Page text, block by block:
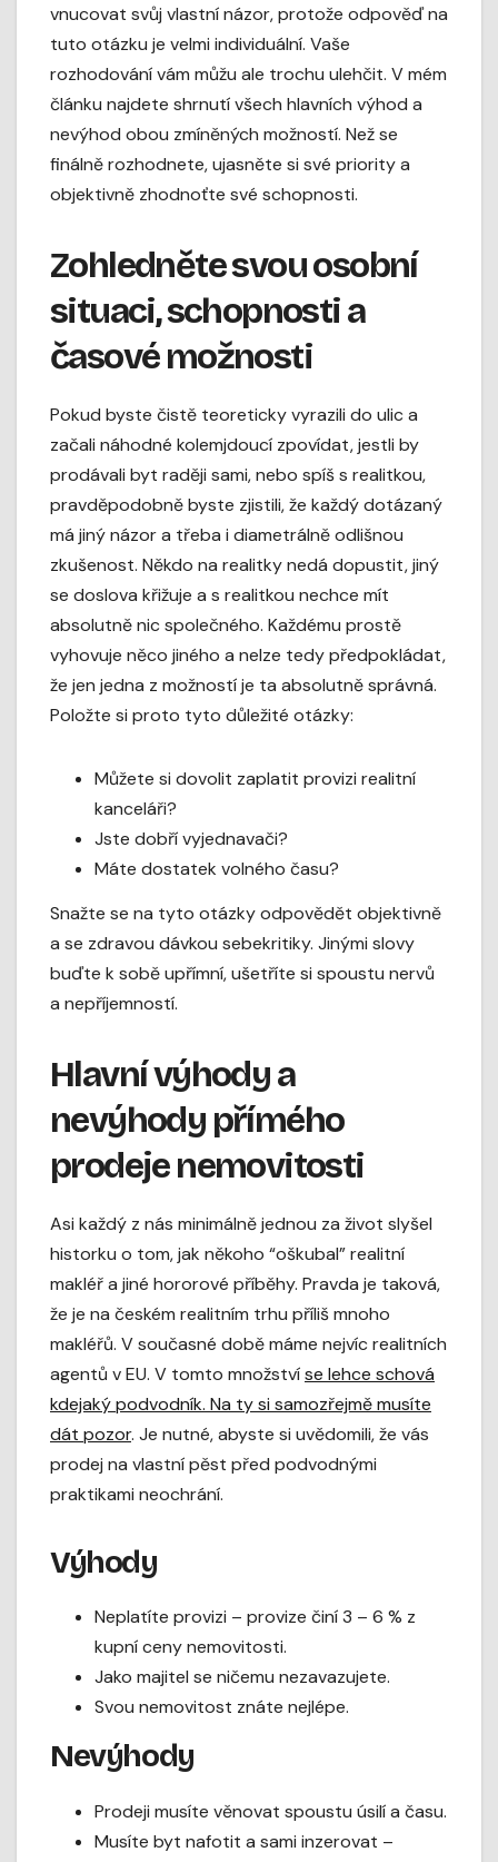
vnucovat svůj vlastní názor, protože odpověď na
tuto otázku je velmi individuální. Vaše
rozhodování vám můžu ale trochu ulehčit. V mém
článku najdete shrnutí všech hlavních výhod a
nevýhod obou zmíněných možností. Než se
finálně rozhodnete, ujasněte si své priority a
objektivně zhodnoťte své schopnosti.
Zohledněte svou osobní
situaci, schopnosti a
časové možnosti
Pokud byste čistě teoreticky vyrazili do ulic a
začali náhodné kolemjdoucí zpovídat, jestli by
prodávali byt raději sami, nebo spíš s realitkou,
pravděpodobně byste zjistili, že každý dotázaný
má jiný názor a třeba i diametrálně odlišnou
zkušenost. Někdo na realitky nedá dopustit, jiný
se doslova křižuje a s realitkou nechce mít
absolutně nic společného. Každému prostě
vyhovuje něco jiného a nelze tedy předpokládat,
že jen jedna z možností je ta absolutně správná.
Položte si proto tyto důležité otázky:
Můžete si dovolit zaplatit provizi realitní
kanceláři?
Jste dobří vyjednavači?
Máte dostatek volného času?
Snažte se na tyto otázky odpovědět objektivně
a se zdravou dávkou sebekritiky. Jinými slovy
buďte k sobě upřímní, ušetříte si spoustu nervů
a nepříjemností.
Hlavní výhody a
nevýhody přímého
prodeje nemovitosti
Asi každý z nás minimálně jednou za život slyšel
historku o tom, jak někoho “oškubal” realitní
makléř a jiné hororové příběhy. Pravda je taková,
že je na českém realitním trhu příliš mnoho
makléřů. V současné době máme nejvíc realitních
agentů v EU. V tomto množstvíse lehce schová
kdejaký podvodník. Na ty si samozřejmě musíte
dát pozor. Je nutné, abyste si uvědomili, že vás
prodej na vlastní pěst před podvodnými
praktikami neochrání.
Výhody
Neplatíte provizi – provize činí 3 – 6 % z
kupní ceny nemovitosti.
Jako majitel se ničemu nezavazujete.
Svou nemovitost znáte nejlépe.
Nevýhody
Prodeji musíte věnovat spoustu úsilí a času.
Musíte byt nafotit a sami inzerovat –